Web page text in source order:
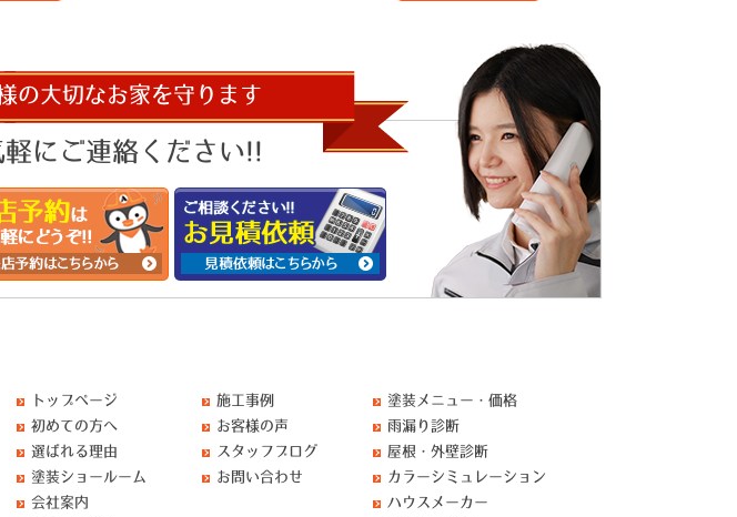
の大切なお家を守ります
にご連絡ください!!
トップページ
初めての方へ
選ばれる理由
塗装ショールーム
会社案内
施工事例
お客様の声
スタッフブログ
お問い合わせ
塗装メニュー・価格
雨漏り診断
屋根・外壁診断
カラーシミュレーション
ハウスメーカー